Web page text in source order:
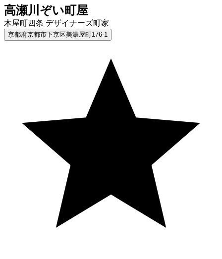
高瀬川ぞい町屋
木屋町四条 デザイナーズ町家
京都府京都市下京区美濃屋町176-1